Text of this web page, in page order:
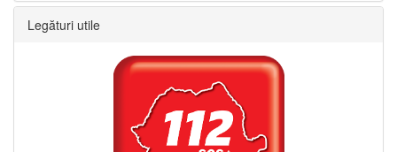
Legături utile